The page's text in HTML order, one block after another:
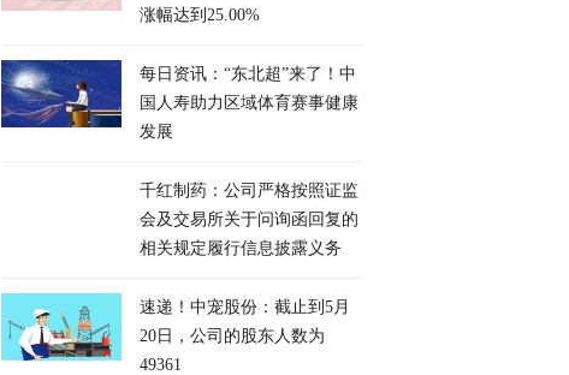
涨幅达到25.00%
每日资讯：“东北超”来了！中
国人寿助力区域体育赛事健康
发展
千红制药：公司严格按照证监
会及交易所关于问询函回复的
相关规定履行信息披露义务
速递！中宠股份：截止到5月
20日，公司的股东人数为
49361